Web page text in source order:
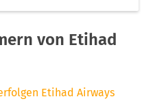
von Etihad
Etihad Airways